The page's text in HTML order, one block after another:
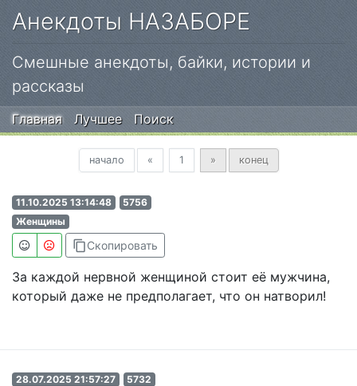
Анекдоты НАЗАБОРЕ
Смешные анекдоты, байки, истории и
рассказы
Главная Лучшее Поиск
начало «Предыдущая
1 »Впередконец
11.10.2025 13:14:48
5756
Женщины
content_copyСкопировать
За каждой нервной женщиной стоит её мужчина,
который даже не предполагает, что он натворил!
28.07.2025 21:57:27
5732